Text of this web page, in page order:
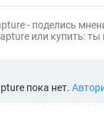
- поделись
или купить:
пока нет.